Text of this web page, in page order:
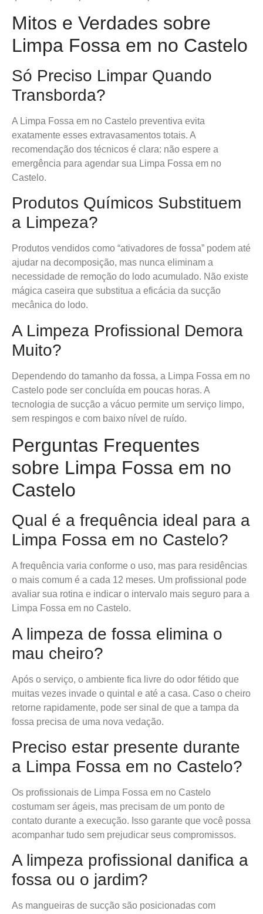
Mitos e Verdades sobre
Limpa Fossa em no Castelo
Só Preciso Limpar Quando
Transborda?
A Limpa Fossa em no Castelo preventiva evita
exatamente esses extravasamentos totais. A
recomendação dos técnicos é clara: não espere a
emergência para agendar sua Limpa Fossa em no
Castelo.
Produtos Químicos Substituem
a Limpeza?
Produtos vendidos como “ativadores de fossa” podem até
ajudar na decomposição, mas nunca eliminam a
necessidade de remoção do lodo acumulado. Não existe
mágica caseira que substitua a eficácia da sucção
mecânica do lodo.
A Limpeza Profissional Demora
Muito?
Dependendo do tamanho da fossa, a Limpa Fossa em no
Castelo pode ser concluída em poucas horas. A
tecnologia de sucção a vácuo permite um serviço limpo,
sem respingos e com baixo nível de ruído.
Perguntas Frequentes
sobre Limpa Fossa em no
Castelo
Qual é a frequência ideal para a
Limpa Fossa em no Castelo?
A frequência varia conforme o uso, mas para residências
o mais comum é a cada 12 meses. Um profissional pode
avaliar sua rotina e indicar o intervalo mais seguro para a
Limpa Fossa em no Castelo.
A limpeza de fossa elimina o
mau cheiro?
Após o serviço, o ambiente fica livre do odor fétido que
muitas vezes invade o quintal e até a casa. Caso o cheiro
retorne rapidamente, pode ser sinal de que a tampa da
fossa precisa de uma nova vedação.
Preciso estar presente durante
a Limpa Fossa em no Castelo?
Os profissionais de Limpa Fossa em no Castelo
costumam ser ágeis, mas precisam de um ponto de
contato durante a execução. Isso garante que você possa
acompanhar tudo sem prejudicar seus compromissos.
A limpeza profissional danifica a
fossa ou o jardim?
As mangueiras de sucção são posicionadas com